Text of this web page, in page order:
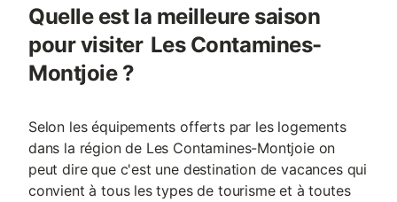
Quelle est la meilleure saison
pour visiter Les Contamines-
Montjoie ?
Selon les équipements offerts par les logements
dans la région de Les Contamines-Montjoie on
peut dire que c'est une destination de vacances qui
convient à tous les types de tourisme et à toutes